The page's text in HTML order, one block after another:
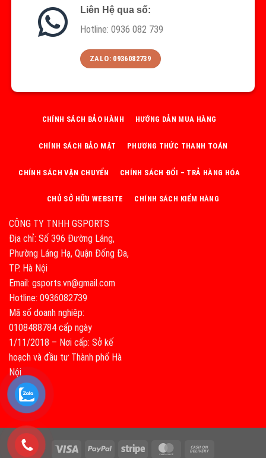
Liên Hệ qua số:
Hotline: 0936 082 739
ZALO: 0936082739
CÔNG TY TNHH GSPORTS
Địa chỉ: Số 396 Đường Láng,
Phường Láng Hạ, Quận Đống Đa,
TP. Hà Nội
Email: gsports.vn@gmail.com
Hotline: 0936082739
Mã số doanh nghiệp:
0108488784 cấp ngày
1/11/2018 – Nơi cấp: Sở kế
hoạch và đầu tư Thành phố Hà
Nội
CHÍNH SÁCH BẢO HÀNH HƯỚNG DẪN MUA HÀNG
CHÍNH SÁCH BẢO MẬT PHƯƠNG THỨC THANH TOÁN
CHÍNH SÁCH VẬN CHUYỂN CHÍNH SÁCH ĐỔI – TRẢ HÀNG HÓA
CHỦ SỞ HỮU WEBSITE CHÍNH SÁCH KIỂM HÀNG